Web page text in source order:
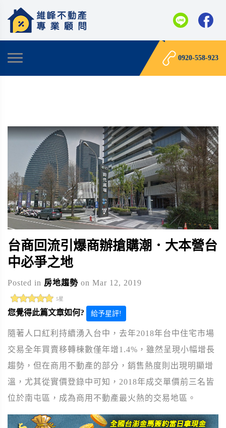
0920-558-923
台商回流引爆商辦搶購潮．大本營台
中必爭之地
Posted in 房地趨勢 on Mar 12, 2019
5星
您覺得此篇文章如何? 給予星評!
隨著人口紅利持續湧入台中，去年2018年台中住宅市場
交易全年買賣移轉棟數僅年增1.4%，雖然呈現小幅增長
趨勢，但在商用不動產的部分，銷售熱度則出現明顯增
溫，尤其從實價登錄中可知，2018年成交單價前三名皆
位於南屯區，成為商用不動產最火熱的交易地區。